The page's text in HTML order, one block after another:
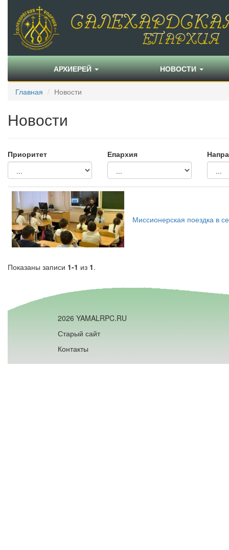
АРХИЕРЕЙ НОВОСТИ
Главная Новости
Новости
Приоритет Епархия
Миссионерская поездка в
Показаны записи 1-1 из 1.
2026 YAMALRPC.RU
Старый сайт
Контакты